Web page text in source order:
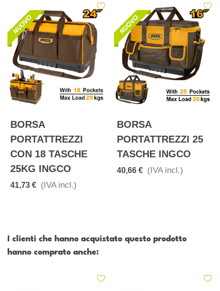
BORSA
PORTATTREZZI
CON 18 TASCHE
25KG INGCO
41,73 € (IVA incl.)
BORSA
PORTATTREZZI 25
TASCHE INGCO
40,66 € (IVA incl.)
I clienti che hanno acquistato questo prodotto
hanno comprato anche: